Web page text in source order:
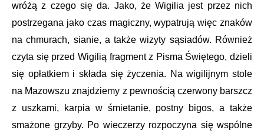
wróżą z czego się da. Jako, że Wigilia jest przez nich
postrzegana jako czas magiczny, wypatrują więc znaków
na chmurach, sianie, a także wizyty sąsiadów. Również
czyta się przed Wigilią fragment z Pisma Świętego, dzieli
się opłatkiem i składa się życzenia. Na wigilijnym stole
na Mazowszu znajdziemy z pewnością czerwony barszcz
z uszkami, karpia w śmietanie, postny bigos, a także
smażone grzyby. Po wieczerzy rozpoczyna się wspólne